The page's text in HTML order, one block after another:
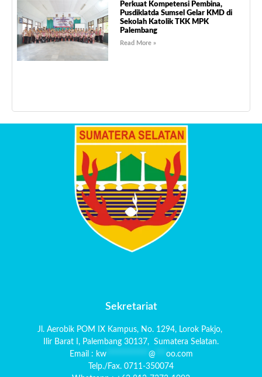
Perkuat Kompetensi Pembina,
Pusdiklatda Sumsel Gelar KMD di
Sekolah Katolik TKK MPK
Palembang
Read More »
Sekretariat
Jl. Aerobik POM IX Kampus, No. 1294, Lorok Pakjo,
Ilir Barat I, Palembang 30137, Sumatera Selatan.
Email : kw************ @
oo.com
Telp./Fax. 0711-350074